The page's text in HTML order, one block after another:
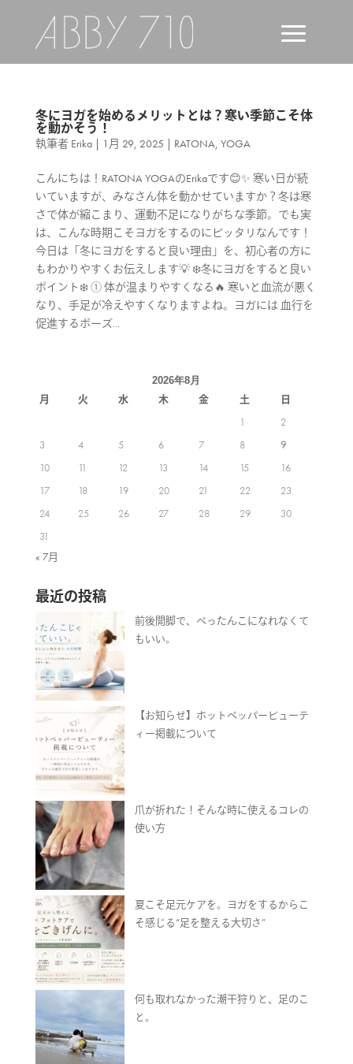
冬にヨガを始めるメリットとは？寒い季節こそ体
を動かそう！
執筆者 Erika| 1月 29, 2025 | RATONA, YOGA
こんにちは！RATONA YOGAのErikaです😊✨ 寒い日が続
いていますが、みなさん体を動かせていますか？冬は寒
さで体が縮こまり、運動不足になりがちな季節。でも実
は、こんな時期こそヨガをするのにピッタリなんです！
今日は「冬にヨガをすると良い理由」を、初心者の方に
もわかりやすくお伝えします💡 ❄️冬にヨガをすると良い
ポイント❄️ ① 体が温まりやすくなる🔥 寒いと血流が悪く
なり、手足が冷えやすくなりますよね。ヨガには 血行を
促進するポーズ...
2026年8月
月 火 水 木 金 土
日
1
2
3
4 5 6 7 8
9
10
11 12 13 14 15
16
17
18 19 20 21 22
23
24
25 26 27 28 29
30
31
« 7月
最近の投稿
前後開脚で、ぺったんこになれなくて
もいい。
【お知らせ】ホットペッパービューテ
ィー掲載について
爪が折れた！そんな時に使えるコレの
使い方
夏こそ足元ケアを。ヨガをするからこ
そ感じる“足を整える大切さ”
何も取れなかった潮干狩りと、足のこ
と。